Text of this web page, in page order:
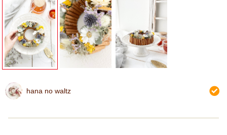
hana no waltz